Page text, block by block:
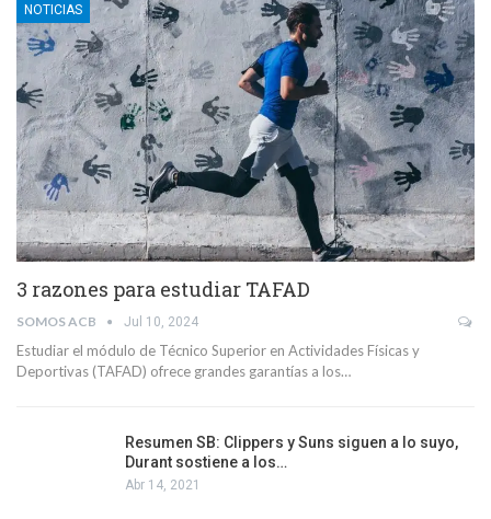
NOTICIAS
3 razones para estudiar TAFAD
SOMOS ACB Jul 10, 2024
Estudiar el módulo de Técnico Superior en Actividades Físicas y
Deportivas (TAFAD) ofrece grandes garantías a los…
Resumen SB: Clippers y Suns siguen a lo suyo,
Durant sostiene a los…
Abr 14, 2021